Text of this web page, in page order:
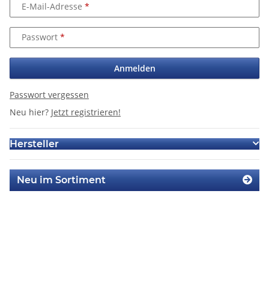
E-Mail-Adresse
Passwort
Anmelden
Passwort vergessen
Neu hier? Jetzt registrieren!
Hersteller
Neu im Sortiment